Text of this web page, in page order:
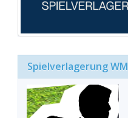
Spielverlagerung